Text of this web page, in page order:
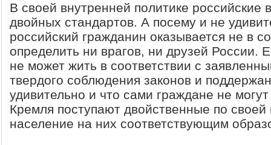
В своей внутренней политике российские
двойных стандартов. А посему и не
российский гражданин оказывается не в
определить ни врагов, ни друзей России.
не может жить в соответствии с
твердого соблюдения законов и
удивительно и что сами граждане не
Кремля поступают двойственные по
население на них соответствующим